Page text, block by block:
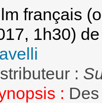
français
1h30)
:
: